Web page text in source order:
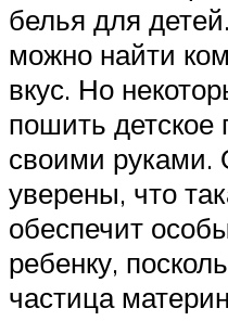
белья для
можно найти
вкус. Но
пошить детское
своими руками.
уверены, что
обеспечит
ребенку,
частица